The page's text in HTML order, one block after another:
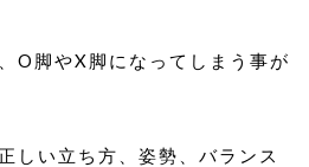
O脚やX脚になってしまう事が
しい立ち方、姿勢、バランス